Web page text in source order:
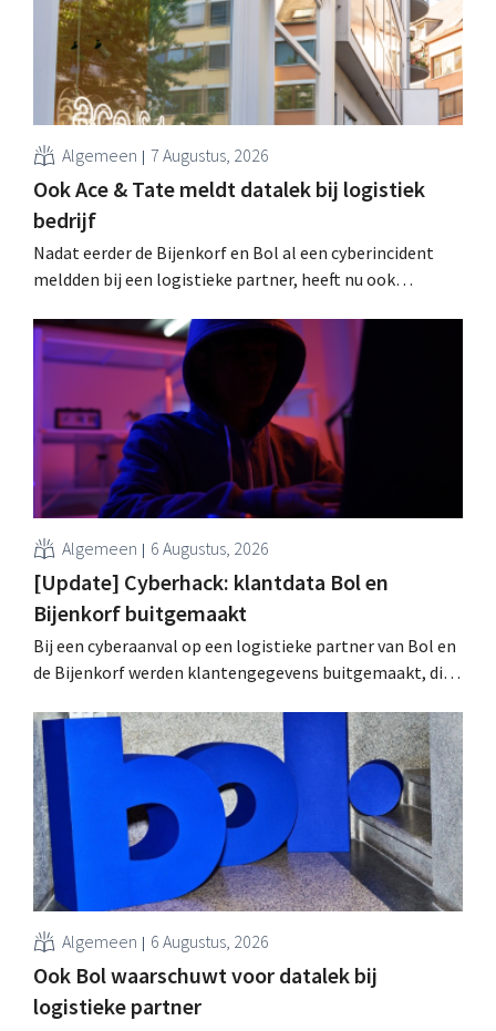
Algemeen 7 Augustus, 2026
Ook Ace & Tate meldt datalek bij logistiek
bedrijf
Nadat eerder de Bijenkorf en Bol al een cyberincident
meldden bij een logistieke partner, heeft nu ook
datalek. Financiële gegevens, gebruikersnamen en
wachtwoorden zijn niet getroffen.
Algemeen 6 Augustus, 2026
[Update] Cyberhack: klantdata Bol en
Bijenkorf buitgemaakt
Bij een cyberaanval op een logistieke partner van Bol en
de Bijenkorf werden klantengegevens buitgemaakt, die
De retailers roepen klanten op alert te zijn voor
phishing.
Algemeen 6 Augustus, 2026
Ook Bol waarschuwt voor datalek bij
logistieke partner